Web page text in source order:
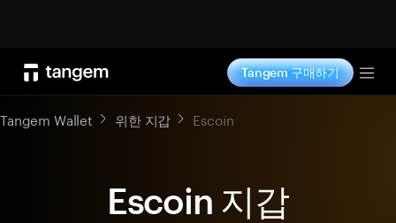
Tangem 구매하기
Tangem Wallet 위한 지갑 Escoin
Escoin 지갑